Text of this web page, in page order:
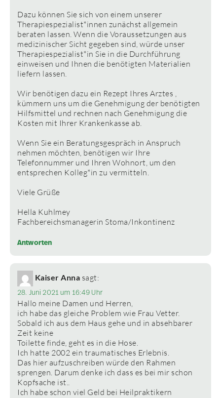
Dazu können Sie sich von einem unserer
Therapiespezialist*innen zunächst allgemein
beraten lassen. Wenn die Voraussetzungen aus
medizinischer Sicht gegeben sind, würde unser
Therapiespezialist*in Sie in die Durchführung
einweisen und Ihnen die benötigten Materialien
liefern lassen.
Wir benötigen dazu ein Rezept Ihres Arztes ,
kümmern uns um die Genehmigung der benötigten
Hilfsmittel und rechnen nach Genehmigung die
Kosten mit Ihrer Krankenkasse ab.
Wenn Sie ein Beratungsgespräch in Anspruch
nehmen möchten, benötigen wir Ihre
Telefonnummer und Ihren Wohnort, um den
entsprechen Kolleg*in zu vermitteln.
Viele Grüße
Hella Kuhlmey
Fachbereichsmanagerin Stoma/Inkontinenz
Antworten
Kaiser Anna sagt:
28. Juni 2021 um 16:49 Uhr
Hallo meine Damen und Herren,
ich habe das gleiche Problem wie Frau Vetter.
Sobald ich aus dem Haus gehe und in absehbarer
Zeit keine
Toilette finde, geht es in die Hose.
Ich hatte 2002 ein traumatisches Erlebnis.
Das hier aufzuschreiben würde den Rahmen
sprengen. Darum denke ich dass es bei mir schon
Kopfsache ist..
Ich habe schon viel Geld bei Heilpraktikern